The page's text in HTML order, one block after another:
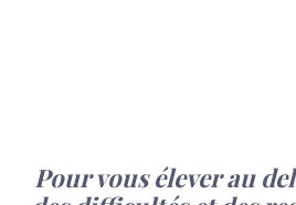
Pour vous élever au